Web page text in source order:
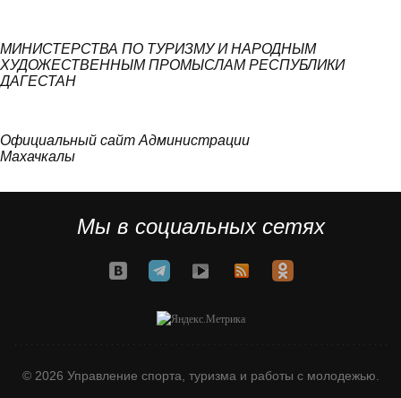
МИНИСТЕРСТВА ПО ТУРИЗМУ И НАРОДНЫМ
ХУДОЖЕСТВЕННЫМ ПРОМЫСЛАМ РЕСПУБЛИКИ
ДАГЕСТАН
Официальный сайт Администрации
Махачкалы
Мы в социальных сетях
© 2026 Управление спорта, туризма и работы с молодежью.